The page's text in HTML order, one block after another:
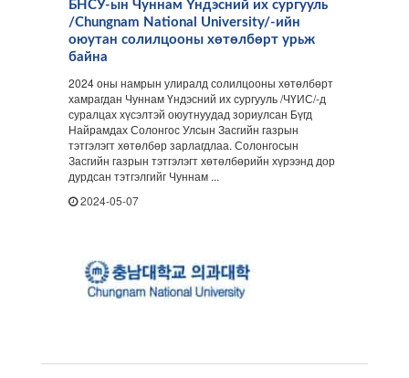
БНСУ-ын Чуннам Үндэсний их сургууль
/Chungnam National University/-ийн
оюутан солилцооны хөтөлбөрт урьж
байна
2024 оны намрын улиралд солилцооны хөтөлбөрт
хамрагдан Чуннам Үндэсний их сургууль /ЧҮИС/-д
суралцах хүсэлтэй оюутнуудад зориулсан Бүгд
Найрамдах Солонгос Улсын Засгийн газрын
тэтгэлэгт хөтөлбөр зарлагдлаа. Солонгосын
Засгийн газрын тэтгэлэгт хөтөлбөрийн хүрээнд дор
дурдсан тэтгэлгийг Чуннам ...
2024-05-07